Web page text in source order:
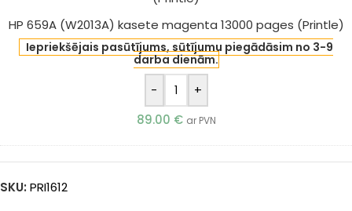
HP 659A (W2013A) kasete magenta 13000 pages (Printle)
Iepriekšējais pasūtījums, sūtījumu piegādāsim no 3-9
darba dienām.
-
+
89.00 € ar PVN
SKU: PRI1612